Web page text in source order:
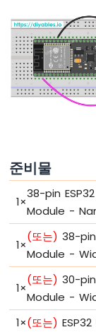
어
준
비
ESP32
안
ESP32
-
코
드
구
ESP32
-
시
얼
모
준비물
1×
38-pin
Module -
1×
(또는) 38-pin
Module -
1×
(또는) 30-pin
Module -
1×(또는)